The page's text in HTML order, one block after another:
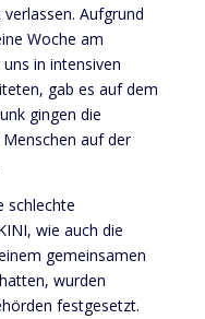
Aufgrund
Woche am
in intensiven
gab es auf dem
gingen die
auf der
schlechte
wie auch die
gemeinsamen
wurden
festgesetzt.